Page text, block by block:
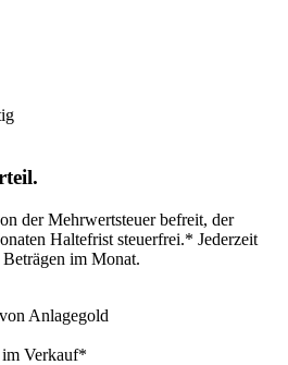
der Mehrwertsteuer befreit, der
Haltefrist steuerfrei.* Jederzeit
im Monat.
Anlagegold
im Verkauf*